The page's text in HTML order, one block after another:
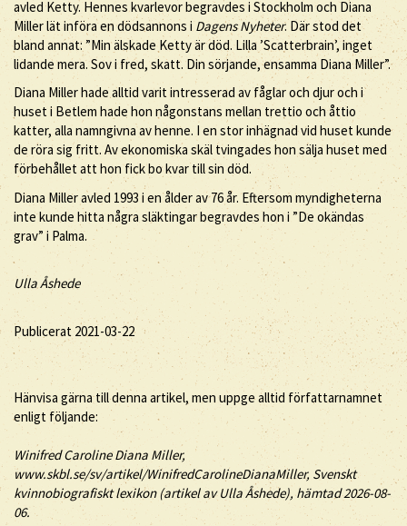
avled Ketty. Hennes kvarlevor begravdes i Stockholm och Diana
Miller lät införa en dödsannons i Dagens Nyheter. Där stod det
bland annat: ”Min älskade Ketty är död. Lilla ’Scatterbrain’, inget
lidande mera. Sov i fred, skatt. Din sörjande, ensamma Diana Miller”.
Diana Miller hade alltid varit intresserad av fåglar och djur och i
huset i Betlem hade hon någonstans mellan trettio och åttio
katter, alla namngivna av henne. I en stor inhägnad vid huset kunde
de röra sig fritt. Av ekonomiska skäl tvingades hon sälja huset med
förbehållet att hon fick bo kvar till sin död.
Diana Miller avled 1993 i en ålder av 76 år. Eftersom myndigheterna
inte kunde hitta några släktingar begravdes hon i ”De okändas
grav” i Palma.
Ulla Åshede
Publicerat 2021-03-22
Hänvisa gärna till denna artikel, men uppge alltid författarnamnet
enligt följande:
Winifred CarolineDiana Miller,
www.skbl.se/sv/artikel/WinifredCarolineDianaMiller, Svenskt
kvinnobiografiskt lexikon (artikel avUlla Åshede), hämtad 2026-08-
06.